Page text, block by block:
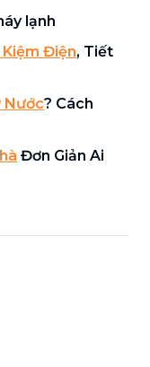
lạnh
Điện, Tiết
Nước? Cách
Đơn Giản Ai